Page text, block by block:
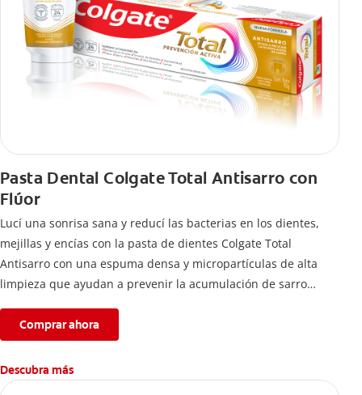
Pasta Dental Colgate Total Antisarro con
Flúor
Lucí una sonrisa sana y reducí las bacterias en los dientes,
mejillas y encías con la pasta de dientes Colgate Total
Antisarro con una espuma densa y micropartículas de alta
limpieza que ayudan a prevenir la acumulación de sarro
Comprar ahora
Descubra más